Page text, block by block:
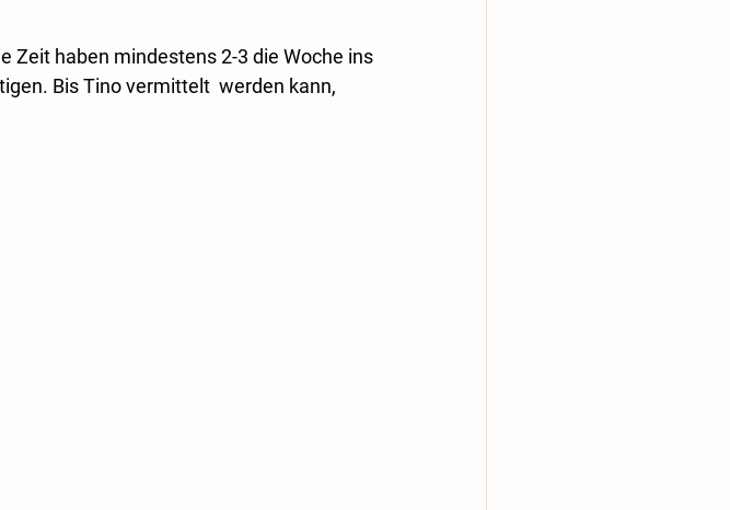
Zeit haben mindestens 2-3 die Woche ins
Bis Tino vermittelt  werden kann,